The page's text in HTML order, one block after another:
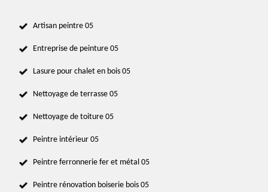
Artisan peintre 05
Entreprise de peinture 05
Lasure pour chalet en bois 05
Nettoyage de terrasse 05
Nettoyage de toiture 05
Peintre intérieur 05
Peintre ferronnerie fer et métal 05
Peintre rénovation boiserie bois 05